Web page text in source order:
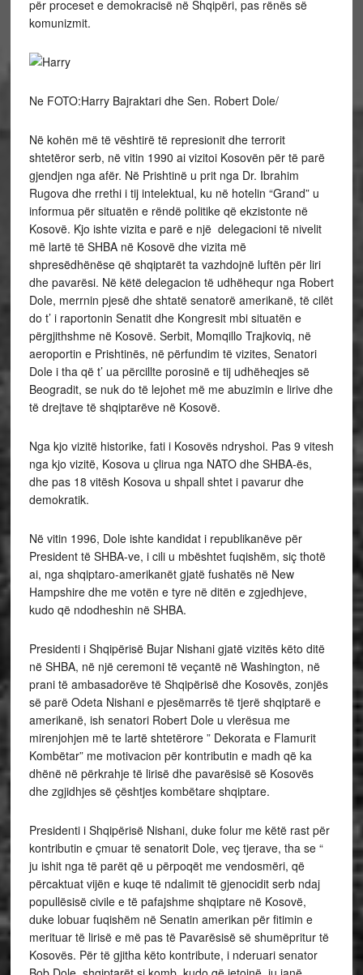
për proceset e demokracisë në Shqipëri, pas rënës së
komunizmit.
Ne FOTO:Harry Bajraktari dhe Sen. Robert Dole/
Në kohën më të vështirë të represionit dhe terrorit
shtetëror serb, në vitin 1990 ai vizitoi Kosovën për të parë
gjendjen nga afër. Në Prishtinë u prit nga Dr. Ibrahim
Rugova dhe rrethi i tij intelektual, ku në hotelin “Grand” u
informua për situatën e rëndë politike që ekzistonte në
Kosovë. Kjo ishte vizita e parë e një delegacioni të nivelit
më lartë të SHBA në Kosovë dhe vizita më
shpresëdhënëse që shqiptarët ta vazhdojnë luftën për liri
dhe pavarësi. Në këtë delegacion të udhëhequr nga Robert
Dole, merrnin pjesë dhe shtatë senatorë amerikanë, të cilët
do t’ i raportonin Senatit dhe Kongresit mbi situatën e
përgjithshme në Kosovë. Serbit, Momqillo Trajkoviq, në
aeroportin e Prishtinës, në përfundim të vizites, Senatori
Dole i tha që t’ ua përcillte porosinë e tij udhëheqjes së
Beogradit, se nuk do të lejohet më me abuzimin e lirive dhe
të drejtave të shqiptarëve në Kosovë.
Nga kjo vizitë historike, fati i Kosovës ndryshoi. Pas 9 vitesh
nga kjo vizitë, Kosova u çlirua nga NATO dhe SHBA-ës,
dhe pas 18 vitësh Kosova u shpall shtet i pavarur dhe
demokratik.
Në vitin 1996, Dole ishte kandidat i republikanëve për
President të SHBA-ve, i cili u mbështet fuqishëm, siç thotë
ai, nga shqiptaro-amerikanët gjatë fushatës në New
Hampshire dhe me votën e tyre në ditën e zgjedhjeve,
kudo që ndodheshin në SHBA.
Presidenti i Shqipërisë Bujar Nishani gjatë vizitës këto ditë
në SHBA, në një ceremoni të veçantë në Washington, në
prani të ambasadorëve të Shqipërisë dhe Kosovës, zonjës
së parë Odeta Nishani e pjesëmarrës të tjerë shqiptarë e
amerikanë, ish senatori Robert Dole u vlerësua me
mirenjohjen më te lartë shtetërore ” Dekorata e Flamurit
Kombëtar” me motivacion për kontributin e madh që ka
dhënë në përkrahje të lirisë dhe pavarësisë së Kosovës
dhe zgjidhjes së çështjes kombëtare shqiptare.
Presidenti i Shqipërisë Nishani, duke folur me këtë rast për
kontributin e çmuar të senatorit Dole, veç tjerave, tha se “
ju ishit nga të parët që u përpoqët me vendosmëri, që
përcaktuat vijën e kuqe të ndalimit të gjenocidit serb ndaj
popullësisë civile e të pafajshme shqiptare në Kosovë,
duke lobuar fuqishëm në Senatin amerikan për fitimin e
merituar të lirisë e më pas të Pavarësisë së shumëpritur të
Kosovës. Për të gjitha këto kontribute, i nderuari senator